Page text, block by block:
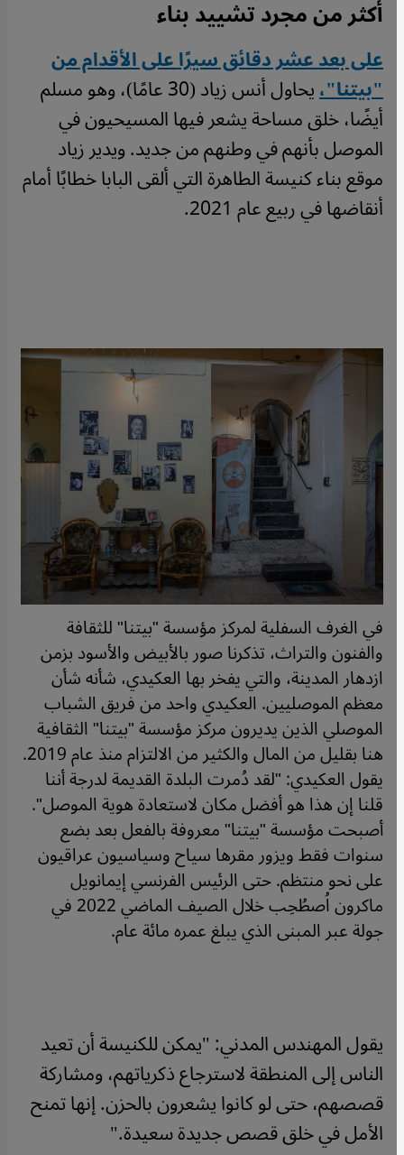
أكثر من مجرد تشييد بناء
على بعد عشر دقائق سيرًا على الأقدام من
"بيتنا"، يحاول أنس زياد (30 عامًا)، وهو مسلم
أيضًا، خلق مساحة يشعر فيها المسيحيون في
الموصل بأنهم في وطنهم من جديد. ويدير زياد
موقع بناء كنيسة الطاهرة التي ألقى البابا خطابًا أمام
أنقاضها في ربيع عام 2021.
في الغرف السفلية لمركز مؤسسة "بيتنا" للثقافة
والفنون والتراث، تذكرنا صور بالأبيض والأسود بزمن
ازدهار المدينة، والتي يفخر بها العكيدي، شأنه شأن
معظم الموصليين. العكيدي واحد من فريق الشباب
الموصلي الذين يديرون مركز مؤسسة "بيتنا" الثقافية
هنا بقليل من المال والكثير من الالتزام منذ عام 2019.
يقول العكيدي: "لقد دُمرت البلدة القديمة لدرجة أننا
قلنا إن هذا هو أفضل مكان لاستعادة هوية الموصل".
أصبحت مؤسسة "بيتنا" معروفة بالفعل بعد بضع
سنوات فقط ويزور مقرها سياح وسياسيون عراقيون
على نحو منتظم. حتى الرئيس الفرنسي إيمانويل
ماكرون اُصطُحِب خلال الصيف الماضي 2022 في
جولة عبر المبنى الذي يبلغ عمره مائة عام.
يقول المهندس المدني: "يمكن للكنيسة أن تعيد
الناس إلى المنطقة لاسترجاع ذكرياتهم، ومشاركة
قصصهم، حتى لو كانوا يشعرون بالحزن. إنها تمنح
الأمل في خلق قصص جديدة سعيدة."